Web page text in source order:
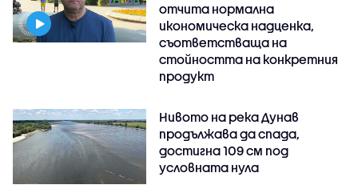
отчита нормална
икономическа надценка,
съответстваща на
стойността на конкретния
продукт
Нивото на река Дунав
продължава да спада,
достигна 109 см под
условната нула